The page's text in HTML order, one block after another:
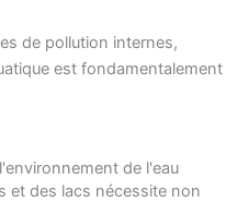
de pollution internes,
est fondamentalement
de l'eau
et des lacs nécessite non